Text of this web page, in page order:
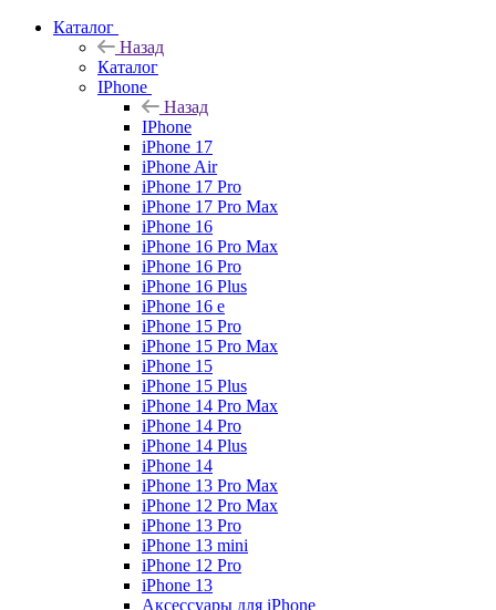
Каталог
Назад
Каталог
IPhone
Назад
IPhone
iPhone 17
iPhone Air
iPhone 17 Pro
iPhone 17 Pro Max
iPhone 16
iPhone 16 Pro Max
iPhone 16 Pro
iPhone 16 Plus
iPhone 16 e
iPhone 15 Pro
iPhone 15 Pro Max
iPhone 15
iPhone 15 Plus
iPhone 14 Pro Max
iPhone 14 Pro
iPhone 14 Plus
iPhone 14
iPhone 13 Pro Max
iPhone 12 Pro Max
iPhone 13 Pro
iPhone 13 mini
iPhone 12 Pro
iPhone 13
Аксессуары для iPhone